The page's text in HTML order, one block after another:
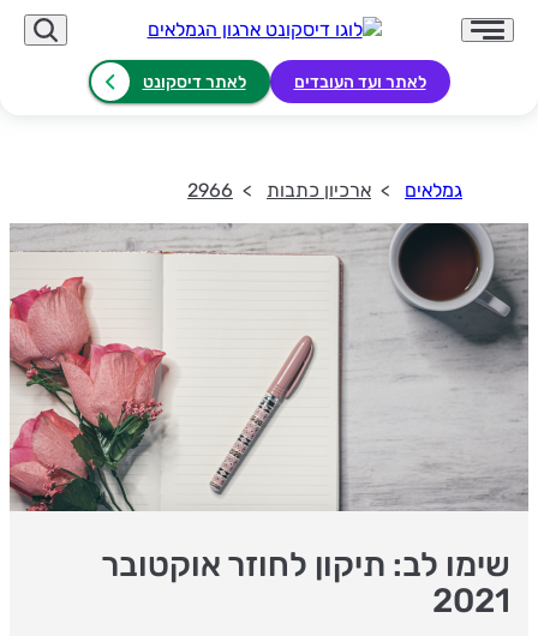
לאתר ועד העובדים לאתר דיסקונט
גמלאים ארכיון כתבות 2966
שימו לב: תיקון לחוזר אוקטובר
2021